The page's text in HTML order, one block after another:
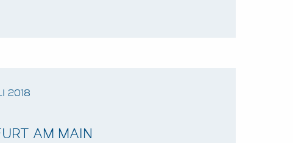
2018
AM MAIN